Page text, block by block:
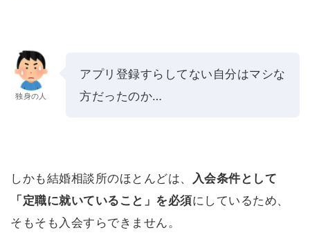
独身の人
アプリ登録すらしてない自分はマシな
方だったのか…
しかも結婚相談所のほとんどは、
入会条件として
「定職に就いていること」を必須にしているため、
そもそも入会すらできません。